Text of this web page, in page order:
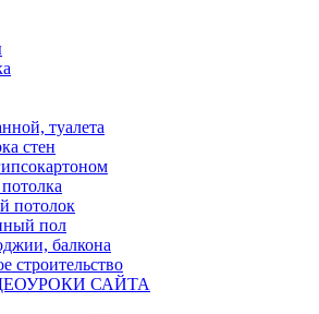
туалета
стен
потолок
пол
балкона
строительство
САЙТА